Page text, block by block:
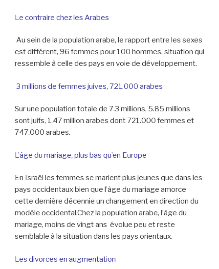
Le contraire chez les Arabes
Au sein de la population arabe, le rapport entre les sexes
est différent, 96 femmes pour 100 hommes, situation qui
ressemble à celle des pays en voie de développement.
3 millions de femmes juives, 721.000 arabes
Sur une population totale de 7.3 millions, 5.85 millions
sont juifs, 1.47 million arabes dont 721.000 femmes et
747.000 arabes.
L’âge du mariage, plus bas qu’en Europe
En Israël les femmes se marient plus jeunes que dans les
pays occidentaux bien que l’âge du mariage amorce
cette dernière décennie un changement en direction du
modèle occidental.Chez la population arabe, l’âge du
mariage, moins de vingt ans évolue peu et reste
semblable à la situation dans les pays orientaux.
Les divorces en augmentation